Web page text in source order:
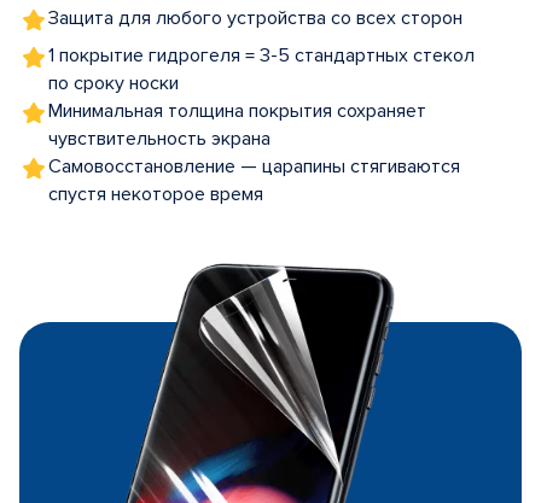
Защита для любого устройства со всех сторон
1 покрытие гидрогеля = 3-5 стандартных стекол
по сроку носки
Минимальная толщина покрытия сохраняет
чувствительность экрана
Самовосстановление — царапины стягиваются
спустя некоторое время